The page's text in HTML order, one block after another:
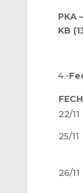
PKA
KB
4.-
22/11
25/11
26/11